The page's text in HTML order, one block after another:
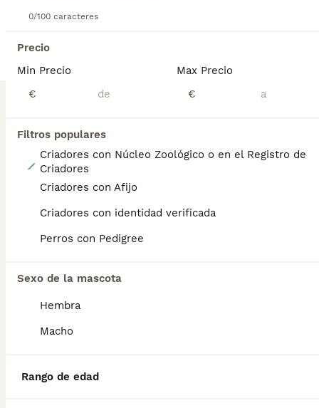
0/100 caracteres
Precio
Min Precio
€
Max Precio
€
Filtros populares
Criadores con Núcleo Zoológico o en el Registro de
Criadores
Criadores con Afijo
Criadores con identidad verificada
Perros con Pedigree
Sexo de la mascota
Hembra
Macho
Rango de edad
8
Caniches Toy
Rabé de las Calzadas
BOOST
Border collie merle machos